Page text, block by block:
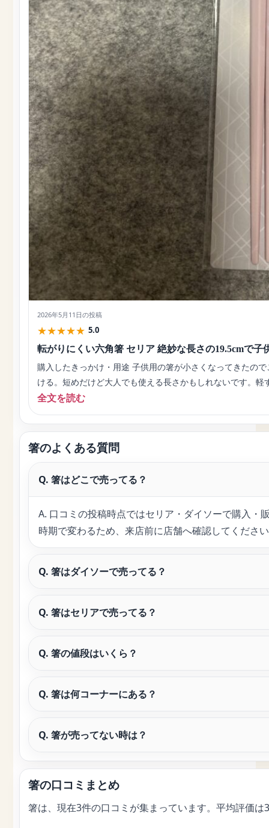
2026年5月11日の投稿
★★★★★ 5.0
転がりにくい六角箸 セリア 絶妙な長さの19.5cmで子
購入したきっかけ・用途 子供用の箸が小さくなってきたの
ける。短めだけど大人でも使える長さかもしれないです。
全文を読む
箸のよくある質問
Q. 箸はどこで売ってる？
A. 口コミの投稿時点ではセリア・ダイソーで購入・
時期で変わるため、来店前に店舗へ確認してくださ
Q. 箸はダイソーで売ってる？
Q. 箸はセリアで売ってる？
Q. 箸の値段はいくら？
Q. 箸は何コーナーにある？
Q. 箸が売ってない時は？
箸の口コミまとめ
箸は、現在3件の口コミが集まっています。平均評価